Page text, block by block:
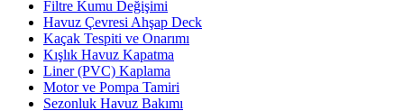
Filtre Kumu Değişimi
Havuz Çevresi Ahşap Deck
Kaçak Tespiti ve Onarımı
Kışlık Havuz Kapatma
Liner (PVC) Kaplama
Motor ve Pompa Tamiri
Sezonluk Havuz Bakımı